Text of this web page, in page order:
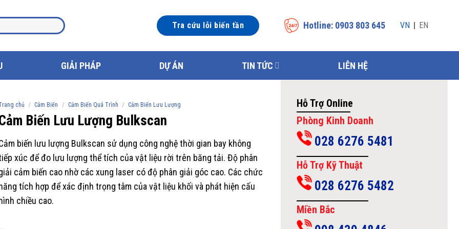
Tra cứu lỗi biến tần Hotline: 0903 803 645 EN
VN
GIẢI PHÁP DỰ ÁN TIN TỨC LIÊN HỆ
Hỗ Trợ Online
Phòng Kinh Doanh
028 6276 5481
Hỗ Trợ Kỹ Thuật
028 6276 5482
Miền Bắc
chủ / Cảm Biến / Cảm Biến Quá Trình / Cảm Biến Lưu Lượng
Biến Lưu Lượng Bulkscan
biến lưu lượng Bulkscan sử dụng công nghệ thời gian bay không
xúc để đo lưu lượng thể tích của vật liệu rời trên băng tải. Độ phân
cảm biến cao nhờ các xung laser có độ phân giải góc cao. Các chức
tích hợp để xác định trọng tâm của vật liệu khối và phát hiện cấu
hình chiều cao.